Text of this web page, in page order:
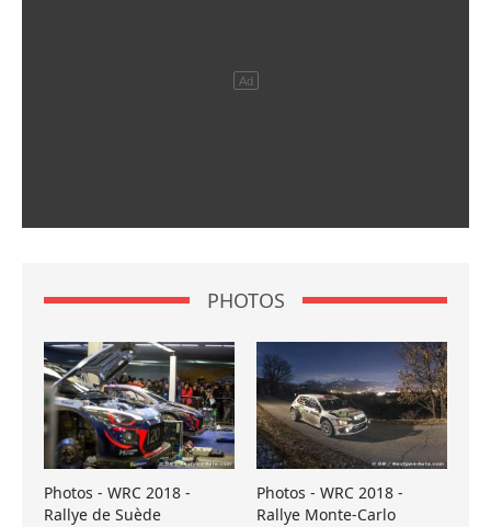
PHOTOS
Photos - WRC 2018 -
Rallye de Suède
Photos - WRC 2018 -
Rallye Monte-Carlo